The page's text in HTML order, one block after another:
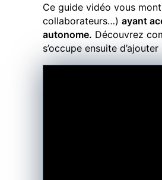
Ce guide vidéo vous
collaborateurs…) ayant
autonome. Découvrez
s’occupe ensuite